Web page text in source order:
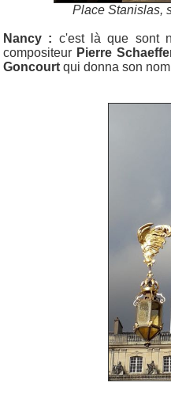
Place Stanislas,
Nancy : c'est là que sont
compositeur Pierre
Goncourt qui donna son